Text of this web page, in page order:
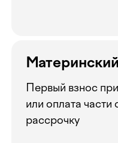
Первый взнос
или оплата части
рассрочку